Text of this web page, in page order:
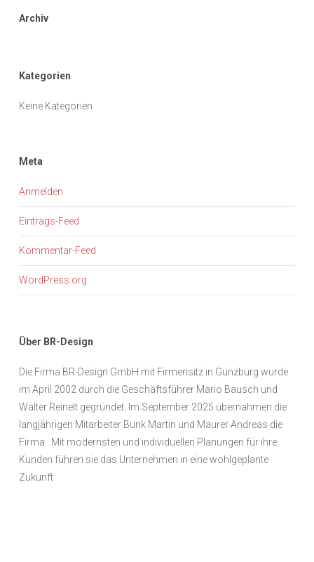
Archiv
Kategorien
Keine Kategorien
Meta
Anmelden
Eintrags-Feed
Kommentar-Feed
WordPress.org
Über BR-Design
Die Firma BR-Design GmbH mit Firmensitz in Günzburg wurde
im April 2002 durch die Geschäftsführer Mario Bausch und
Walter Reinelt gegründet. Im September 2025 übernahmen die
langjährigen Mitarbeiter Bunk Martin und Maurer Andreas die
Firma . Mit modernsten und individuellen Planungen für ihre
Kunden führen sie das Unternehmen in eine wohlgeplante
Zukunft